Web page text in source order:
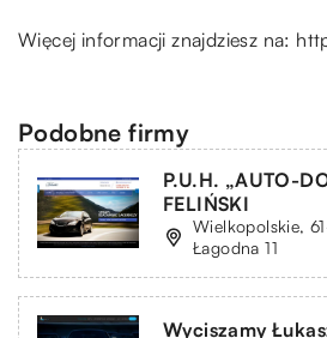
Więcej informacji znajdziesz na:
Podobne firmy
P.U.H. „AUTO-
FELIŃSKI
Wielkopolskie,
Łagodna 11
Wyciszamy